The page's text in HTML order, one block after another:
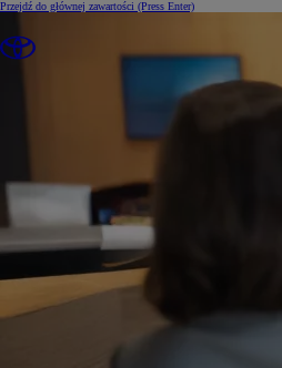
Przejdź do głównej zawartości (Press Enter)